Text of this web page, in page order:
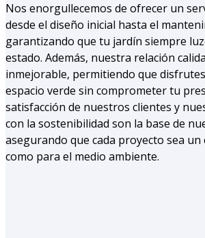
Nos enorgullecemos de ofrecer un
desde el diseño inicial hasta el
garantizando que tu jardín siempre
estado. Además, nuestra relación
inmejorable, permitiendo que
espacio verde sin comprometer tu
satisfacción de nuestros clientes y
con la sostenibilidad son la base de
asegurando que cada proyecto sea
como para el medio ambiente.